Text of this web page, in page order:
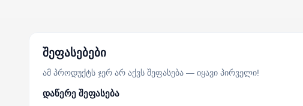
შეფასებები
ამ პროდუქტს ჯერ არ აქვს შეფასება — იყავი პირველი!
დაწერე შეფასება